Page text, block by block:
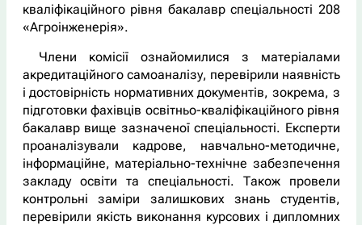
кваліфікаційного рівня бакалавр спеціальності 208
«Агроінженерія».
Члени комісії ознайомилися з матеріалами
акредитаційного самоаналізу, перевірили наявність
і достовірність нормативних документів, зокрема, з
підготовки фахівців освітньо-кваліфікаційного рівня
бакалавр вище зазначеної спеціальності. Експерти
проаналізували кадрове, навчально-методичне,
інформаційне, матеріально-технічне забезпечення
закладу освіти та спеціальності. Також провели
контрольні заміри залишкових знань студентів,
перевірили якість виконання курсових і дипломних